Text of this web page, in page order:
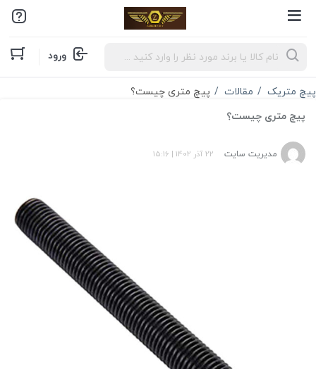
Products
search ورود
پیچ متریک مقالات
پیچ متری چیست؟
پیچ متری چیست؟
مدیریت سایت 22 آذر 1402 |
15:16